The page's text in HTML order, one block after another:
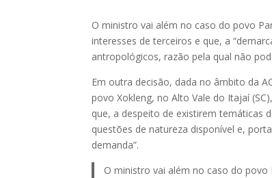
O ministro vai além no caso do povo
interesses de terceiros e que, a
antropológicos, razão pela qual não
Em outra decisão, dada no âmbito da
povo Xokleng, no Alto Vale do Itajaí
que, a despeito de existirem temáticas
questões de natureza disponível e,
demanda”.
O ministro vai além no caso do